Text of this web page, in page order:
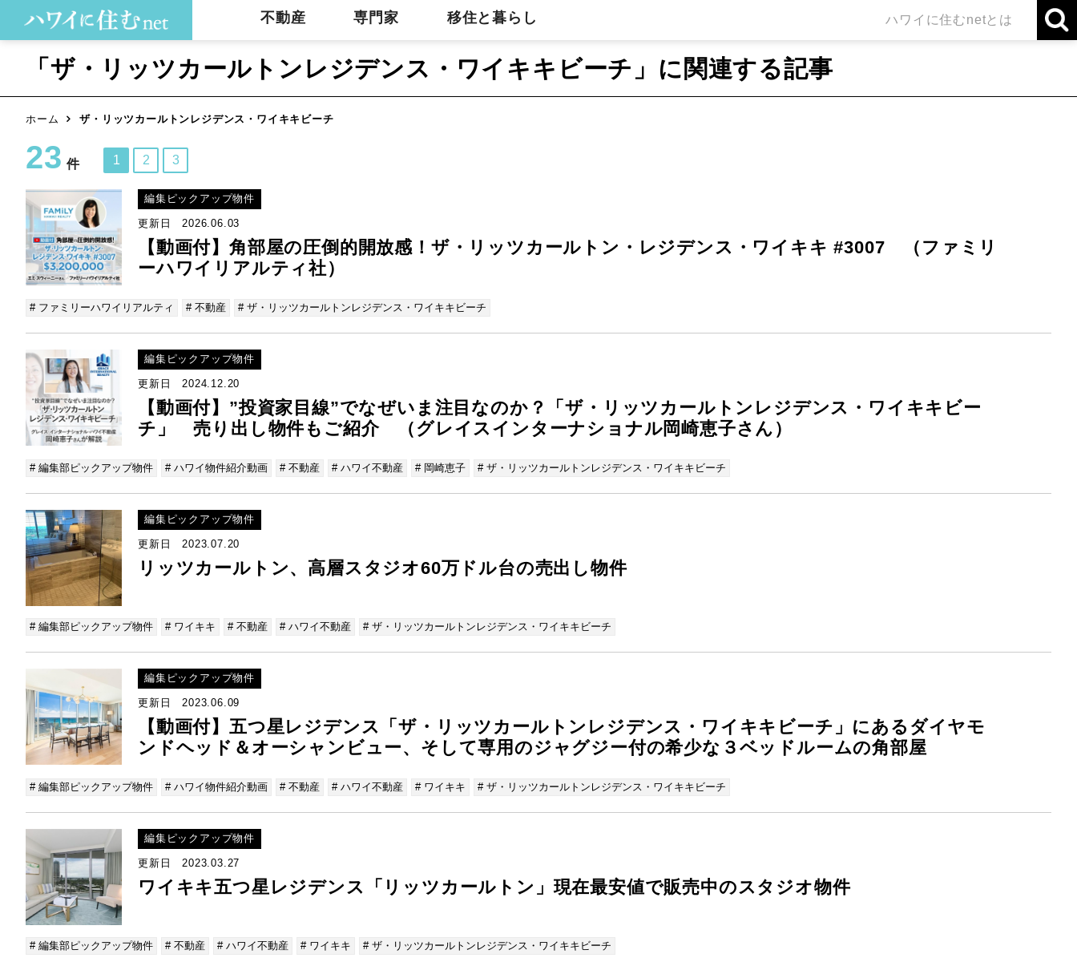
不動産 専門家 移住と暮らし ハワイに住むnetとは
「ザ・リッツカールトンレジデンス・ワイキキビーチ」に関連する記事
ホーム ザ・リッツカールトンレジデンス・ワイキキビーチ
23 件 1 2 3
編集ピックアップ物件
更新日 2026.06.03
【動画付】角部屋の圧倒的開放感！ザ・リッツカールトン・レジデンス・ワイキキ #3007 （ファミリ
ーハワイリアルティ社）
# ファミリーハワイリアルティ # 不動産 # ザ・リッツカールトンレジデンス・ワイキキビーチ
編集ピックアップ物件
更新日 2024.12.20
【動画付】”投資家目線”でなぜいま注目なのか？「ザ・リッツカールトンレジデンス・ワイキキビー
チ」 売り出し物件もご紹介 （グレイスインターナショナル岡崎恵子さん）
# 編集部ピックアップ物件 # ハワイ物件紹介動画 # 不動産 # ハワイ不動産 # 岡崎恵子 # ザ・リッツカールトンレジデンス・ワイキキビーチ
編集ピックアップ物件
更新日 2023.07.20
リッツカールトン、高層スタジオ60万ドル台の売出し物件
# 編集部ピックアップ物件 # ワイキキ # 不動産 # ハワイ不動産 # ザ・リッツカールトンレジデンス・ワイキキビーチ
編集ピックアップ物件
更新日 2023.06.09
【動画付】五つ星レジデンス「ザ・リッツカールトンレジデンス・ワイキキビーチ」にあるダイヤモ
ンドヘッド＆オーシャンビュー、そして専用のジャグジー付の希少な３ベッドルームの角部屋
# 編集部ピックアップ物件 # ハワイ物件紹介動画 # 不動産 # ハワイ不動産 # ワイキキ # ザ・リッツカールトンレジデンス・ワイキキビーチ
編集ピックアップ物件
更新日 2023.03.27
ワイキキ五つ星レジデンス「リッツカールトン」現在最安値で販売中のスタジオ物件
# 編集部ピックアップ物件 # 不動産 # ハワイ不動産 # ワイキキ # ザ・リッツカールトンレジデンス・ワイキキビーチ